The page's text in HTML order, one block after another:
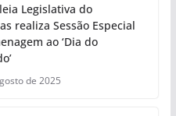
Legislativa do
realiza Sessão Especial
ao ‘Dia do
de 2025